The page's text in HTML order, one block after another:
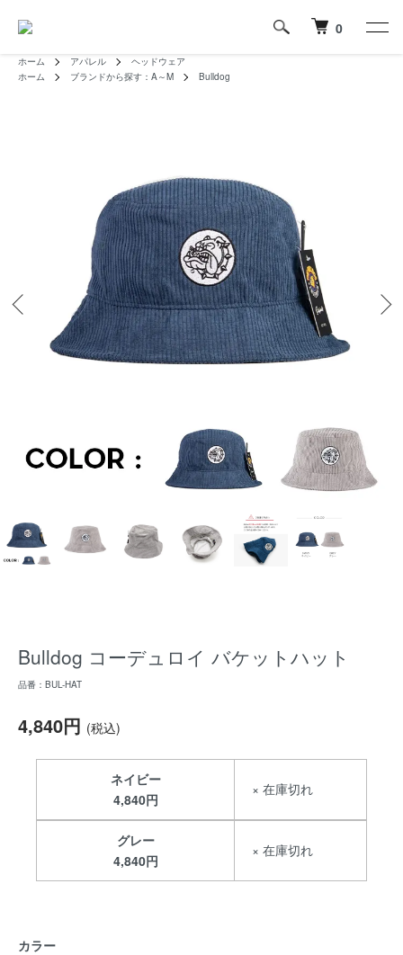
0
ホーム アパレル
ヘッドウェア
ホーム
ブランドから探す：A～M Bulldog
Bulldog コーデュロイ バケットハット
品番：BUL-HAT
4,840円 (税込)
ネイビー
4,840円
× 在庫切れ
グレー
4,840円
× 在庫切れ
カラー